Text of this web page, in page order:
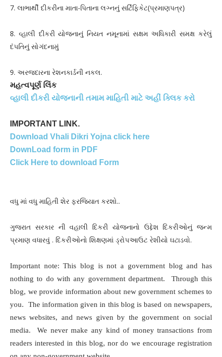
7. લાભાર્થી દીકરીના માતા-પિતાના લગ્નનું સર્ટિફિકેટ(પ્રમાણપત્ર)
8. વ્હાલી દીકરી યોજનાનું નિયત નમૂનામાં સક્ષમ અધિકારી સમક્ષ કરેલું
દંપતિનું સોગંદનામું
9. અરજદારના રેશનકાર્ડની નકલ.
મહત્વપૂર્ણ લિંક
વ્હાલી દીકરી યોજનાની તમામ માહિતી માટે અહીં ક્લિક કરો
IMPORTANT LINK.
Download Vhali Dikri Yojna click here
DownLoad form in PDF
Click Here to download Form
વધુ માં વધુ માહિતી શેર ફરજિયાત કરશો..
ગુજરાત સરકાર ની વહાલી દિકરી યોજનાનો ઉદ્દેશ દિકરીઓનું જન્મ
પ્રમાણ વધારવું . દિકરીઓનો શિક્ષણમાં ડ્રોપઆઉટ રેશીયો ઘટાડવો.
Important note: This blog is not a government blog and has
nothing to do with any government department. Through this
blog, we provide information about new government schemes to
you. The information given in this blog is based on newspapers,
news websites, and news given by the government on social
media. We never make any kind of money transactions from
readers interested in this blog, nor do we encourage registration